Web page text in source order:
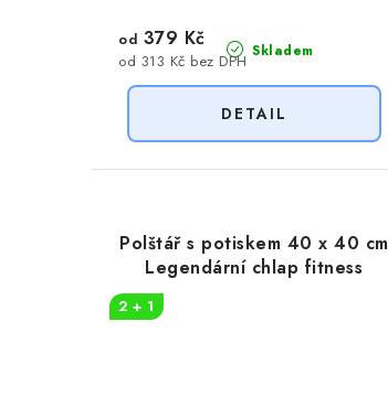
Skladem
od 313 Kč bez DPH
od 379 Kč
Polštář s potiskem 40 x 40 cm
Legendární chlap fitness
2 + 1